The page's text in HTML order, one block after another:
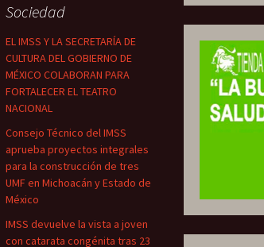
Sociedad
EL IMSS Y LA SECRETARÍA DE
CULTURA DEL GOBIERNO DE
MÉXICO COLABORAN PARA
FORTALECER EL TEATRO
NACIONAL
Consejo Técnico del IMSS
aprueba proyectos integrales
para la construcción de tres
UMF en Michoacán y Estado de
México
IMSS devuelve la vista a joven
con catarata congénita tras 23